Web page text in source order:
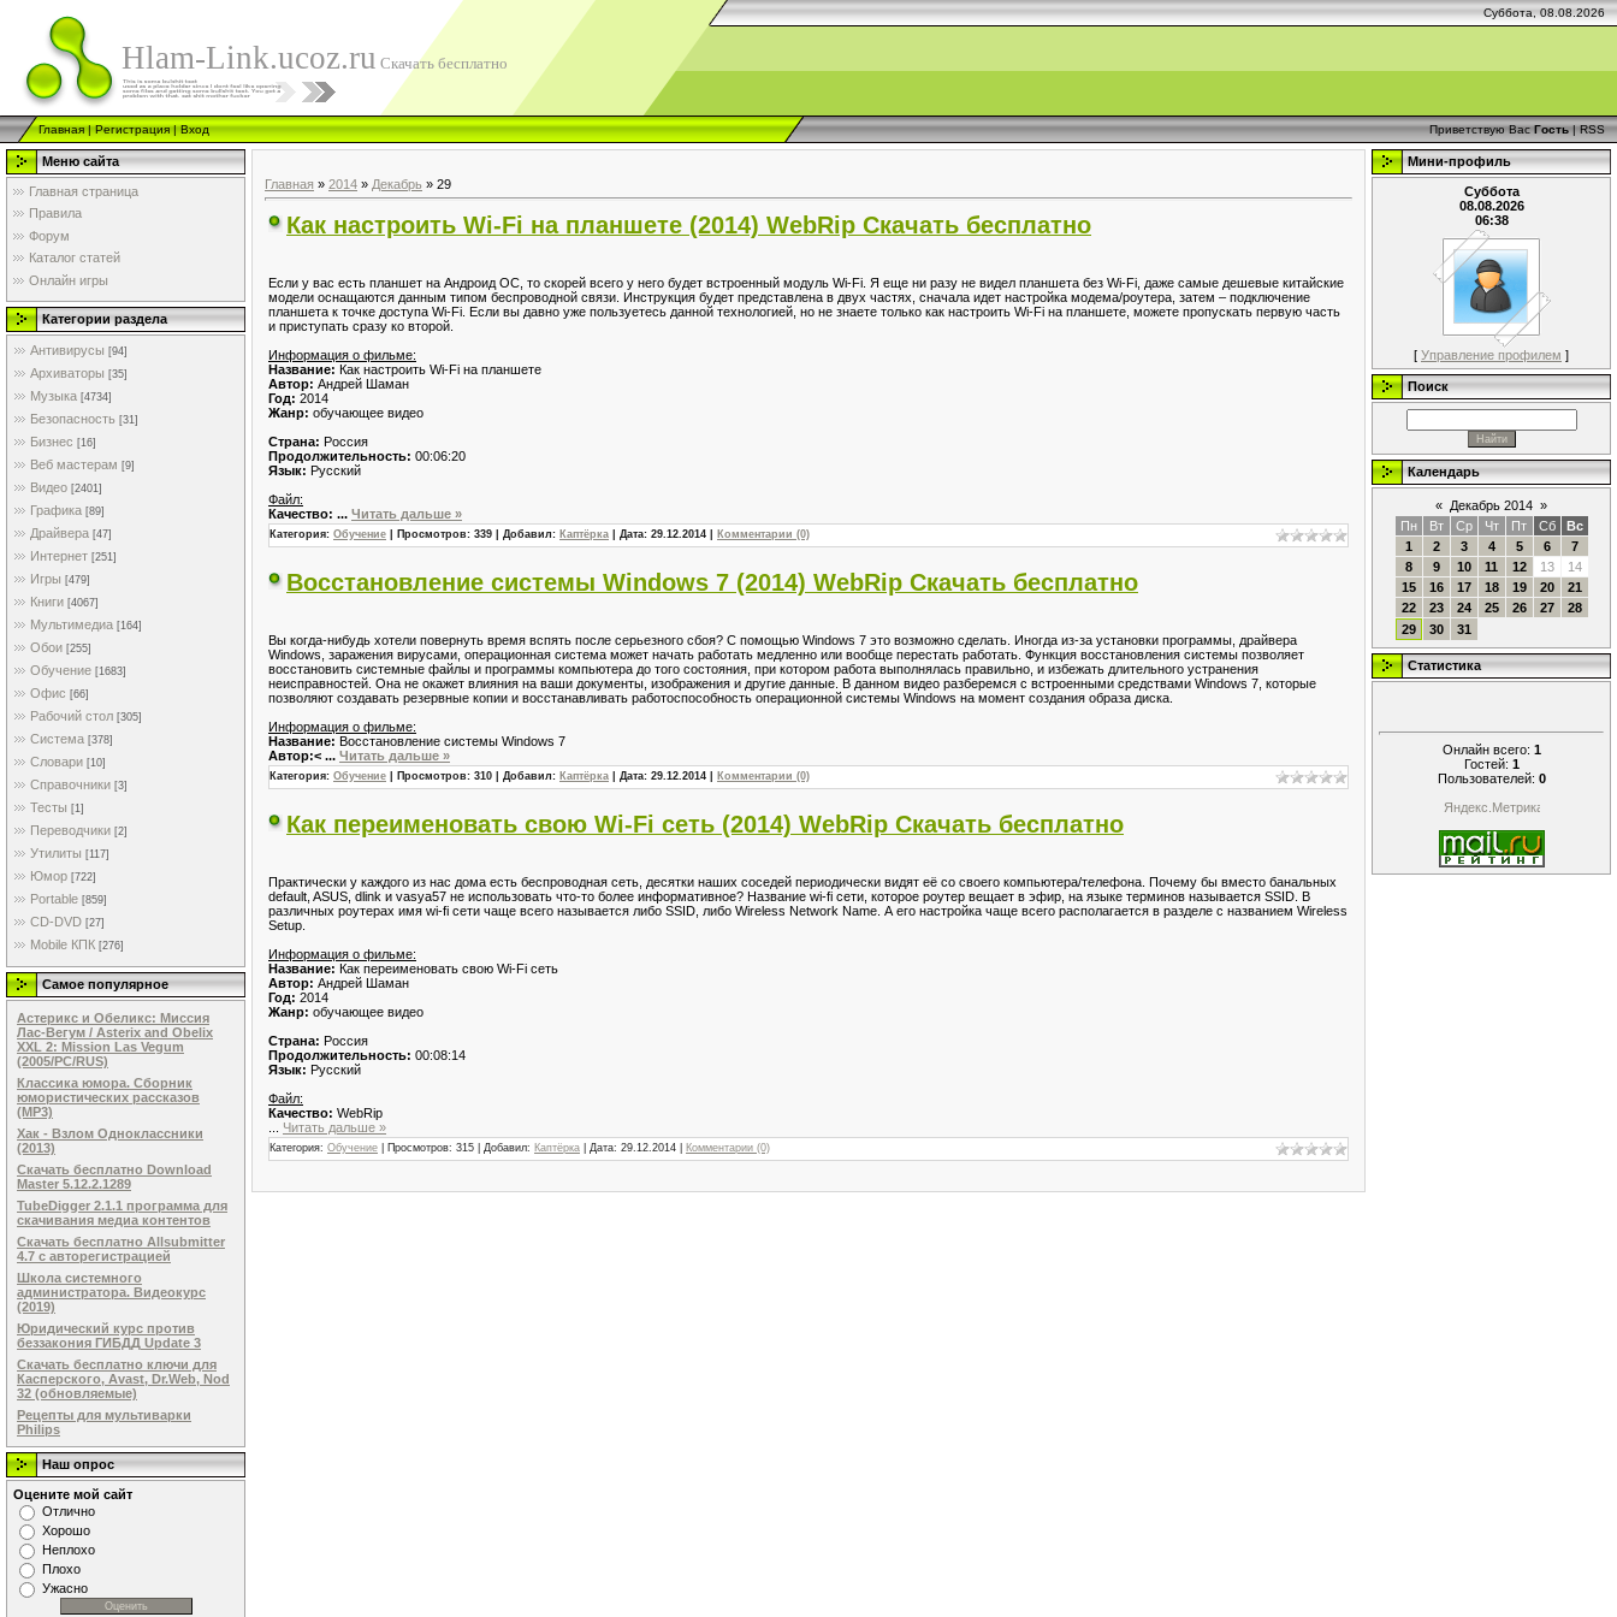
Суббота, 08.08.2026
Hlam-Link.ucoz.ru Скачать бесплатно
Главная|Регистрация|Вход Приветствую Вас Гость|RSS
Меню сайта
Главная страница
Правила
Форум
Каталог статей
Онлайн игры
Категории раздела
Антивирусы [94]
Архиваторы [35]
Музыка [4734]
Безопасность [31]
Бизнес [16]
Веб мастерам [9]
Видео [2401]
Графика [89]
Драйвера [47]
Интернет [251]
Игры [479]
Книги [4067]
Мультимедиа [164]
Обои [255]
Обучение [1683]
Офис [66]
Рабочий стол [305]
Система [378]
Словари [10]
Справочники [3]
Тесты [1]
Переводчики [2]
Утилиты [117]
Юмор [722]
Portable [859]
CD-DVD [27]
Mobile КПК [276]
Самое популярное
Астерикс и Обеликс: Миссия
Лас-Вегум / Asterix and Obelix
XXL 2: Mission Las Vegum
(2005/PC/RUS)
Классика юмора. Сборник
юмористических рассказов
(MP3)
Хак - Взлом Одноклассники
(2013)
Скачать бесплатно Download
Master 5.12.2.1289
TubeDigger 2.1.1 программа для
скачивания медиа контентов
Скачать бесплатно Allsubmitter
4.7 с авторегистрацией
Школа системного
администратора. Видеокурс
(2019)
Юридический курс против
беззакония ГИБДД Update 3
Скачать бесплатно ключи для
Касперского, Avast, Dr.Web, Nod
32 (обновляемые)
Рецепты для мультиварки
Philips
Наш опрос
Оцените мой сайт
Отлично
Хорошо
Неплохо
Плохо
Ужасно
Главная » 2014 » Декабрь » 29
Как настроить Wi-Fi на планшете (2014) WebRip Скачать бесплатно
Если у вас есть планшет на Андроид ОС, то скорей всего у него будет встроенный модуль Wi-Fi. Я еще ни разу не видел планшета без Wi-Fi, даже самые дешевые китайские
модели оснащаются данным типом беспроводной связи. Инструкция будет представлена в двух частях, сначала идет настройка модема/роутера, затем – подключение
планшета к точке доступа Wi-Fi. Если вы давно уже пользуетесь данной технологией, но не знаете только как настроить Wi-Fi на планшете, можете пропускать первую часть
и приступать сразу ко второй.
Информация о фильме:
Название: Как настроить Wi-Fi на планшете
Автор: Андрей Шаман
Год: 2014
Жанр: обучающее видео
Страна: Россия
Продолжительность: 00:06:20
Язык: Русский
Файл:
Качество: ... Читать дальше »
Категория: Обучение | Просмотров: 339 | Добавил: Каптёрка | Дата: 29.12.2014 Комментарии (0)
Восстановление системы Windows 7 (2014) WebRip Скачать бесплатно
Вы когда-нибудь хотели повернуть время вспять после серьезного сбоя? С помощью Windows 7 это возможно сделать. Иногда из-за установки программы, драйвера
Windows, заражения вирусами, операционная система может начать работать медленно или вообще перестать работать. Функция восстановления системы позволяет
восстановить системные файлы и программы компьютера до того состояния, при котором работа выполнялась правильно, и избежать длительного устранения
неисправностей. Она не окажет влияния на ваши документы, изображения и другие данные. В данном видео разберемся с встроенными средствами Windows 7, которые
позволяют создавать резервные копии и восстанавливать работоспособность операционной системы Windows на момент создания образа диска.
Информация о фильме:
Название: Восстановление системы Windows 7
Автор:< ... Читать дальше »
Категория: Обучение | Просмотров: 310 | Добавил: Каптёрка | Дата: 29.12.2014 Комментарии (0)
Как переименовать свою Wi-Fi сеть (2014) WebRip Скачать бесплатно
Практически у каждого из нас дома есть беспроводная сеть, десятки наших соседей периодически видят её со своего компьютера/телефона. Почему бы вместо банальных
default, ASUS, dlink и vasya57 не использовать что-то более информативное? Название wi-fi сети, которое роутер вещает в эфир, на языке терминов называется SSID. В
различных роутерах имя wi-fi сети чаще всего называется либо SSID, либо Wireless Network Name. А его настройка чаще всего располагается в разделе с названием Wireless
Setup.
Информация о фильме:
Название: Как переименовать свою Wi-Fi сеть
Автор: Андрей Шаман
Год: 2014
Жанр: обучающее видео
Страна: Россия
Продолжительность: 00:08:14
Язык: Русский
Файл:
Качество: WebRip
Читать дальше »
Категория: Обучение | Просмотров: 315 | Добавил: Каптёрка | Дата: 29.12.2014 Комментарии (0)
Мини-профиль
Суббота
08.08.2026
06:38
[ Управление профилем ]
Поиск
Календарь
« Декабрь 2014 »
Пн
Вт Ср Чт Пт Сб
Вс
1
2 3 4 5 6
7
8
9 10 11 12 13
14
15
16 17 18 19 20
21
22
23 24 25 26 27
28
29
30 31
Статистика
Онлайн всего: 1
Гостей: 1
Пользователей: 0